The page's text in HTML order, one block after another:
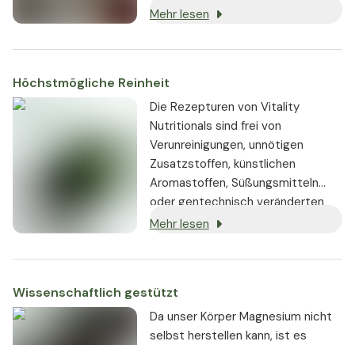
Magnesiumverbindungen können
aufgenommen werden und
verbleiben.
Mehr lesen
Höchstmögliche Reinheit
Die Rezepturen von Vitality
Nutritionals sind frei von
Verunreinigungen, unnötigen
Zusatzstoffen, künstlichen
Aromastoffen, Süßungsmitteln
oder gentechnisch veränderten
Substanzen. Wo immer möglich,
Zutaten verwendet.
Mehr lesen
Wissenschaftlich gestützt
Da unser Körper Magnesium nicht
selbst herstellen kann, ist es